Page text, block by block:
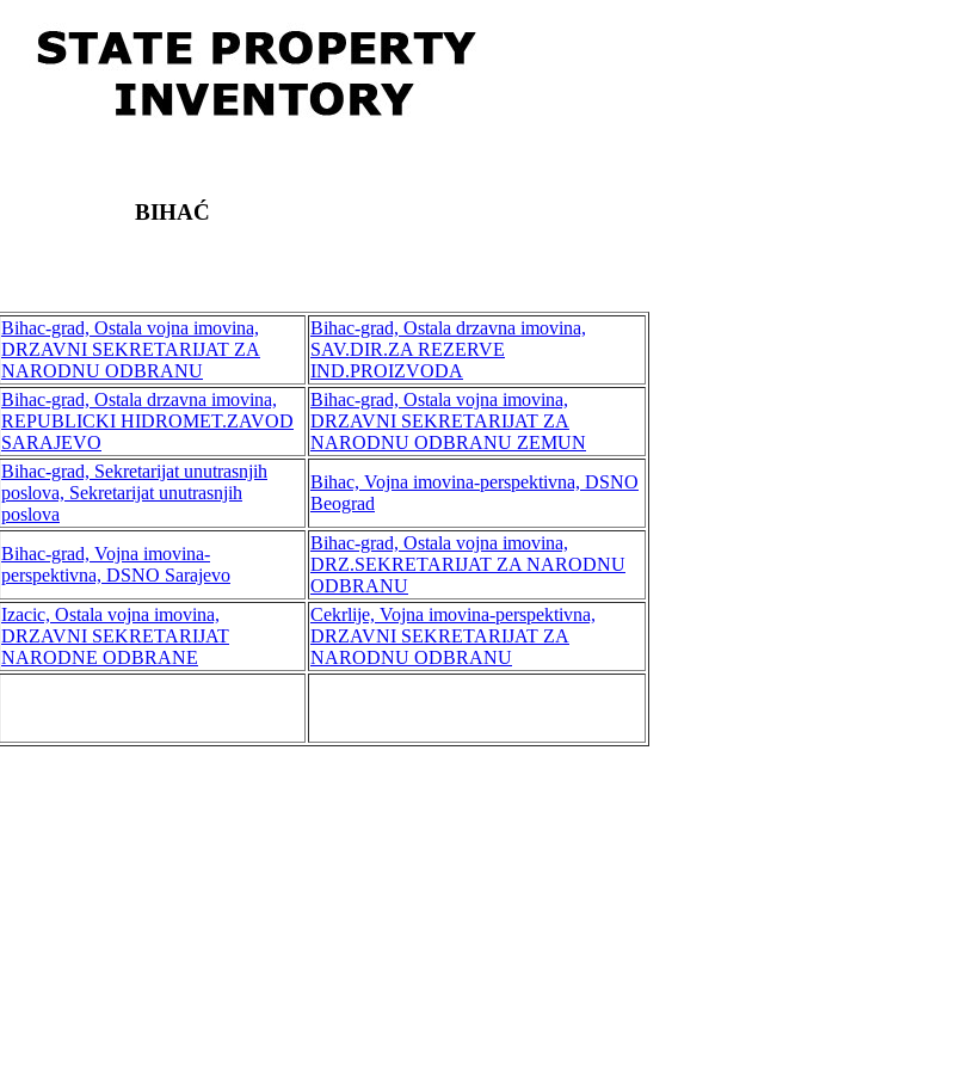
BIHAĆ
Bihac-grad, Ostala vojna imovina,
DRZAVNI SEKRETARIJAT ZA
NARODNU ODBRANU
Bihac-grad, Ostala drzavna imovina,
SAV.DIR.ZA REZERVE
IND.PROIZVODA
Bihac-grad, Ostala drzavna imovina,
REPUBLICKI HIDROMET.ZAVOD
SARAJEVO
Bihac-grad, Ostala vojna imovina,
DRZAVNI SEKRETARIJAT ZA
NARODNU ODBRANU ZEMUN
Bihac-grad, Sekretarijat unutrasnjih
poslova, Sekretarijat unutrasnjih
poslova
Bihac, Vojna imovina-perspektivna, DSNO
Beograd
Bihac-grad, Vojna imovina-
perspektivna, DSNO Sarajevo
Bihac-grad, Ostala vojna imovina,
DRZ.SEKRETARIJAT ZA NARODNU
ODBRANU
Izacic, Ostala vojna imovina,
DRZAVNI SEKRETARIJAT
NARODNE ODBRANE
Cekrlije, Vojna imovina-perspektivna,
DRZAVNI SEKRETARIJAT ZA
NARODNU ODBRANU